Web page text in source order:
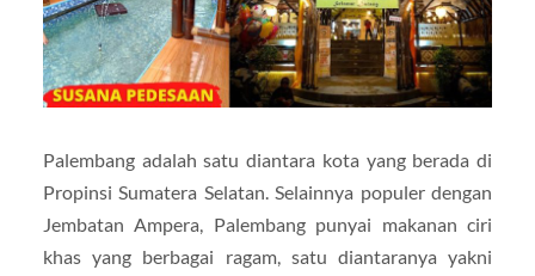
Palembang adalah satu diantara kota yang berada di
Propinsi Sumatera Selatan. Selainnya populer dengan
Jembatan Ampera, Palembang punyai makanan ciri
khas yang berbagai ragam, satu diantaranya yakni